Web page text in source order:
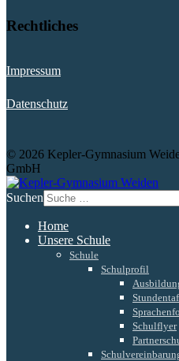
Rechtliches
Impressum
Datenschutz
© 2026 Kepler-Gymnasium
GmbH
Suchen
Home
Unsere Schule
Schule
Schulprofil
Schulflyer